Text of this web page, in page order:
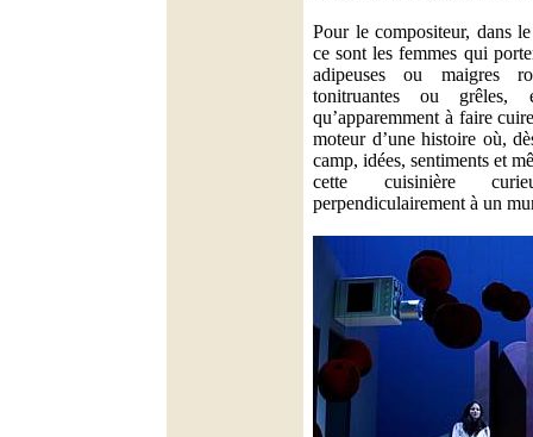
Pour le compositeur, dans
ce sont les femmes qui
adipeuses ou maigres
tonitruantes ou grêles,
qu’apparemment à faire
moteur d’une histoire où,
camp, idées, sentiments et
cette cuisinière
perpendiculairement à un